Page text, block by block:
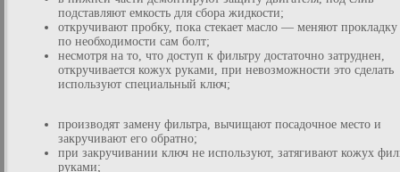
подставляют емкость для сбора жидкости;
откручивают пробку, пока стекает масло — меняют
по необходимости сам болт;
несмотря на то, что доступ к фильтру достаточно затруднен,
откручивается кожух руками, при невозможности это сделать
используют специальный ключ;
производят замену фильтра, вычищают посадочное место и
закручивают его обратно;
при закручивании ключ не используют, затягивают кожух
руками;